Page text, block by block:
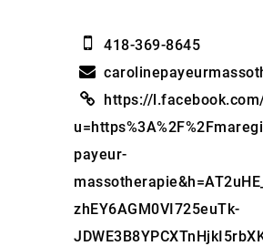
418-369-8645
https://
payeur-
zhEY6AGM0VI725euTk-